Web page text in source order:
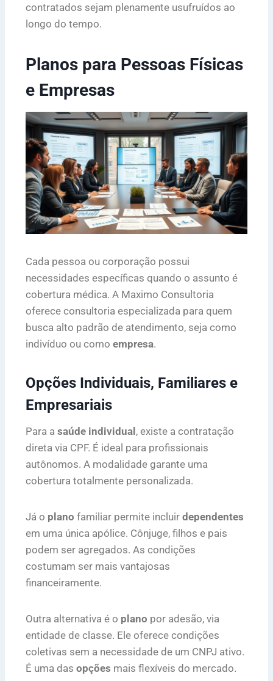
contratados sejam plenamente usufruídos ao
longo do tempo.
Planos para Pessoas Físicas
e Empresas
Cada pessoa ou corporação possui
necessidades específicas quando o assunto é
cobertura médica. A Maximo Consultoria
oferece consultoria especializada para quem
busca alto padrão de atendimento, seja como
indivíduo ou como empresa.
Opções Individuais, Familiares e
Empresariais
Para a saúde individual, existe a contratação
direta via CPF. É ideal para profissionais
autônomos. A modalidade garante uma
cobertura totalmente personalizada.
Já o plano familiar permite incluir dependentes
em uma única apólice. Cônjuge, filhos e pais
podem ser agregados. As condições
costumam ser mais vantajosas
financeiramente.
Outra alternativa é o plano por adesão, via
entidade de classe. Ele oferece condições
coletivas sem a necessidade de um CNPJ ativo.
É uma das opções mais flexíveis do mercado.